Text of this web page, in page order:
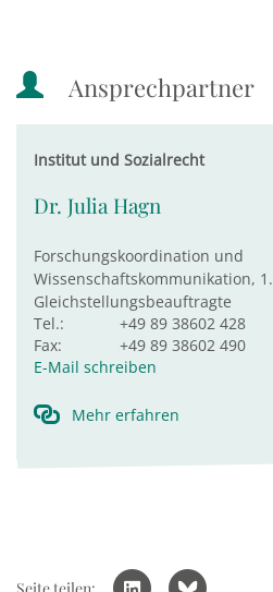
Ansprechpartner
Institut und Sozialrecht
Dr. Julia Hagn
Forschungskoordination und
Wissenschaftskommunikation, 1.
Gleichstellungsbeauftragte
Tel.:
+49 89 38602 428
Fax:
+49 89 38602 490
E-Mail schreiben
Mehr erfahren